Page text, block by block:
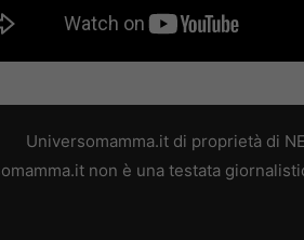
Universomamma.it di proprietà di
non è una testata